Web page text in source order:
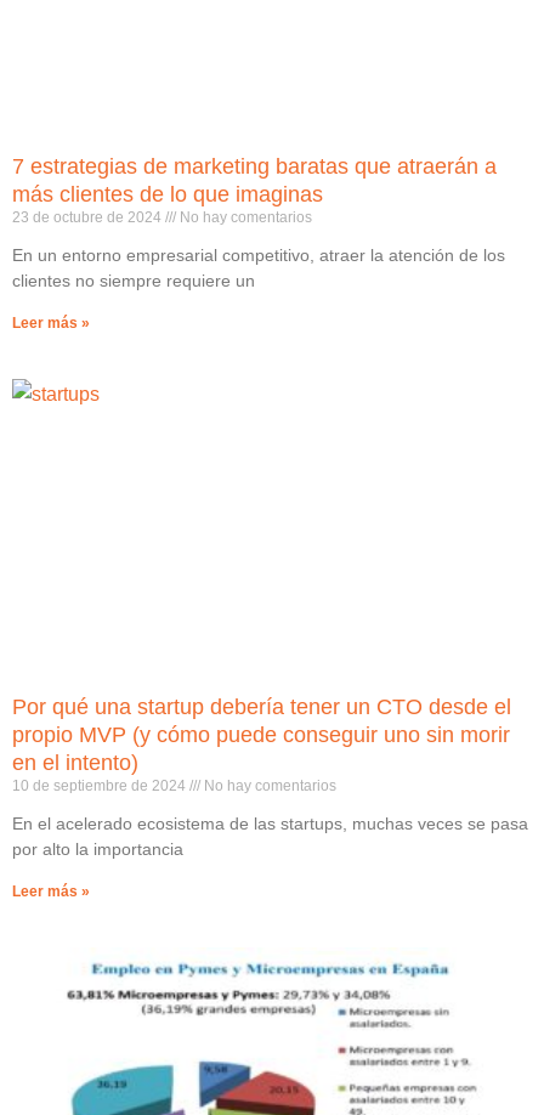
7 estrategias de marketing baratas que atraerán a
más clientes de lo que imaginas
23 de octubre de 2024 No hay comentarios
En un entorno empresarial competitivo, atraer la atención de los
clientes no siempre requiere un
Leer más »
Por qué una startup debería tener un CTO desde el
propio MVP (y cómo puede conseguir uno sin morir
en el intento)
10 de septiembre de 2024 No hay comentarios
En el acelerado ecosistema de las startups, muchas veces se pasa
por alto la importancia
Leer más »